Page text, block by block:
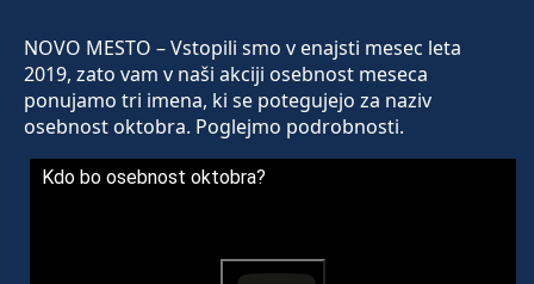
NOVO MESTO – Vstopili smo v enajsti mesec leta
2019, zato vam v naši akciji osebnost meseca
ponujamo tri imena, ki se potegujejo za naziv
osebnost oktobra. Poglejmo podrobnosti.
Kdo bo osebnost oktobra?